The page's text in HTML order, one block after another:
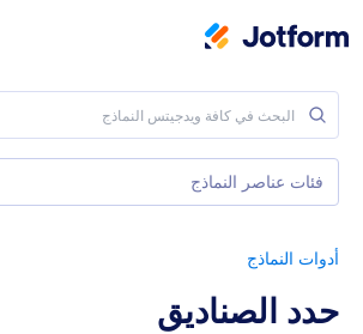
أدوات النماذج
حدد الصناديق
فئات عناصر النماذج